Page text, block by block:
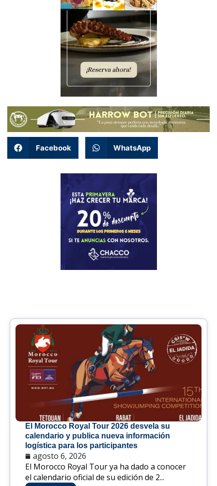
Facebook WhatsApp
El Morocco Royal Tour 2026 desvela su
calendario y publica nueva información
logística para los participantes
agosto 6, 2026
El Morocco Royal Tour ya ha dado a conocer
el calendario oficial de su edición de 2...